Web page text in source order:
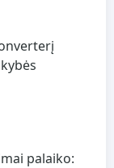
palaiko: